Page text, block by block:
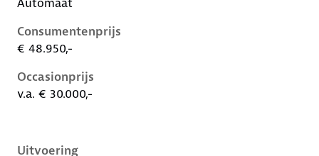
Consumentenprijs
€ 48.950,-
Occasionprijs
v.a. € 30.000,-
Uitvoering